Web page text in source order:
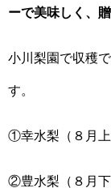
ーで美味しく、
小川梨園で収穫
す。
①幸水梨（８月上
②豊水梨（８月下